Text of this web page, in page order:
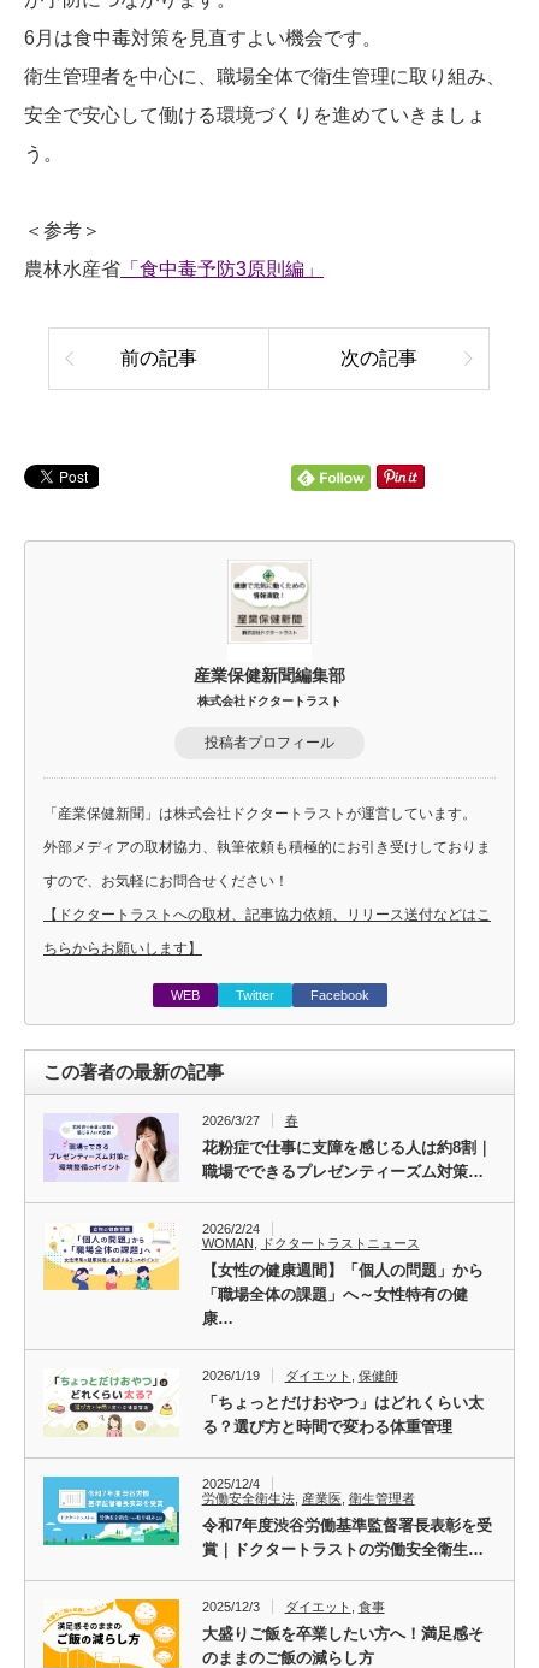
6月は食中毒対策を見直すよい機会です。
衛生管理者を中心に、職場全体で衛生管理に取り組み、
安全で安心して働ける環境づくりを進めていきましょ
う。
＜参考＞
農林水産省 「食中毒予防3原則編」
前の記事 次の記事
産業保健新聞編集部
株式会社ドクタートラスト
投稿者プロフィール
「産業保健新聞」は株式会社ドクタートラストが運営しています。
外部メディアの取材協力、執筆依頼も積極的にお引き受けしておりま
すので、お気軽にお問合せください！
【ドクタートラストへの取材、記事協力依頼、リリース送付などはこ
ちらからお願いします】
WEB Twitter Facebook
この著者の最新の記事
2026/3/27 春
花粉症で仕事に支障を感じる人は約8割｜
職場でできるプレゼンティーズム対策…
2026/2/24
WOMAN
ドクタートラストニュース
【女性の健康週間】「個人の問題」から
「職場全体の課題」へ～女性特有の健
康…
2026/1/19 ダイエット 保健師
「ちょっとだけおやつ」はどれくらい太
る？選び方と時間で変わる体重管理
2025/12/4
労働安全衛生法, 産業医, 衛生管理者
令和7年度渋谷労働基準監督署長表彰を受
賞｜ドクタートラストの労働安全衛生…
2025/12/3 ダイエット 食事
大盛りご飯を卒業したい方へ！満足感そ
のままのご飯の減らし方